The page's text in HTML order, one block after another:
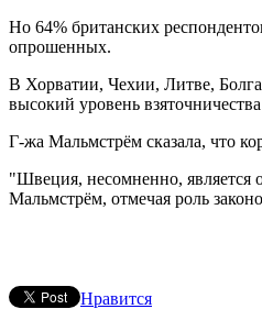
Но 64% британских
опрошенных.
В Хорватии, Чехии, Литве,
высокий уровень
Г-жа Мальмстрём сказала, что
"Швеция, несомненно,
Мальмстрём, отмечая роль
Нравится